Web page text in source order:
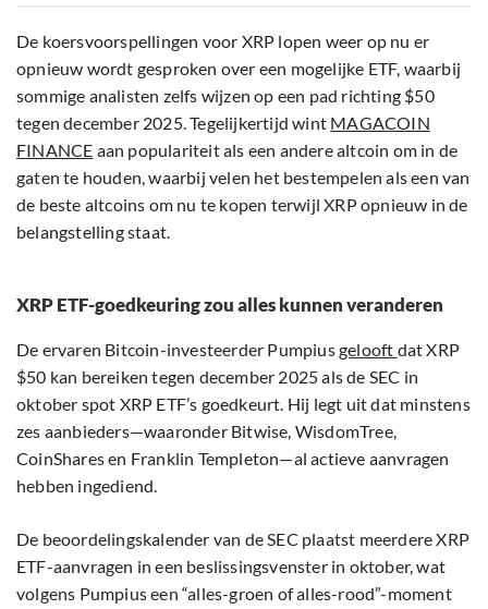
De koersvoorspellingen voor XRP lopen weer op nu er
opnieuw wordt gesproken over een mogelijke ETF, waarbij
sommige analisten zelfs wijzen op een pad richting $50
tegen december 2025. Tegelijkertijd wint MAGACOIN
FINANCE aan populariteit als een andere altcoin om in de
gaten te houden, waarbij velen het bestempelen als een van
de beste altcoins om nu te kopen terwijl XRP opnieuw in de
belangstelling staat.
XRP ETF-goedkeuring zou alles kunnen veranderen
De ervaren Bitcoin-investeerder Pumpiusgelooft dat XRP
$50 kan bereiken tegen december 2025 als de SEC in
oktober spot XRP ETF’s goedkeurt. Hij legt uit dat minstens
zes aanbieders—waaronder Bitwise, WisdomTree,
CoinShares en Franklin Templeton—al actieve aanvragen
hebben ingediend.
De beoordelingskalender van de SEC plaatst meerdere XRP
ETF-aanvragen in een beslissingsvenster in oktober, wat
volgens Pumpius een “alles-groen of alles-rood”-moment